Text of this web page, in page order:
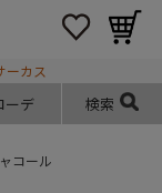
ーカス
ーデ 検索
コール